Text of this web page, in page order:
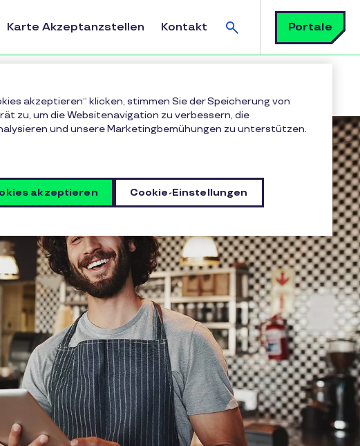
Karte Akzeptanzstellen Kontakt
Suchen
Portale
akzeptieren“ klicken, stimmen Sie der Speicherung von
zu, um die Websitenavigation zu verbessern, die
und unsere Marketingbemühungen zu unterstützen.
Cookie-Einstellungen
akzeptieren